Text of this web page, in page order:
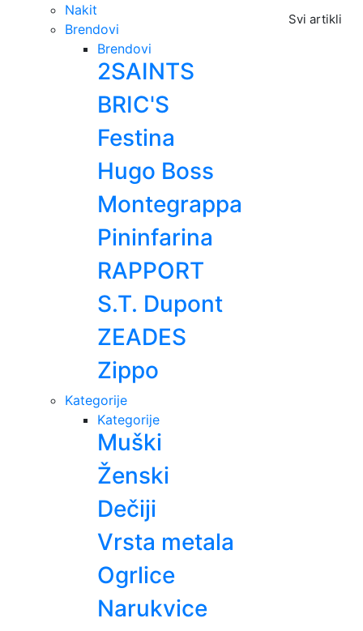
Svi artikli
Nakit
Brendovi
Brendovi
2SAINTS
BRIC'S
Festina
Hugo Boss
Montegrappa
Pininfarina
RAPPORT
S.T. Dupont
ZEADES
Zippo
Kategorije
Kategorije
Muški
Ženski
Dečiji
Vrsta metala
Ogrlice
Narukvice